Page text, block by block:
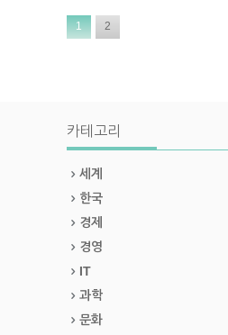
1 2
카테고리
세계
한국
경제
경영
IT
과학
문화